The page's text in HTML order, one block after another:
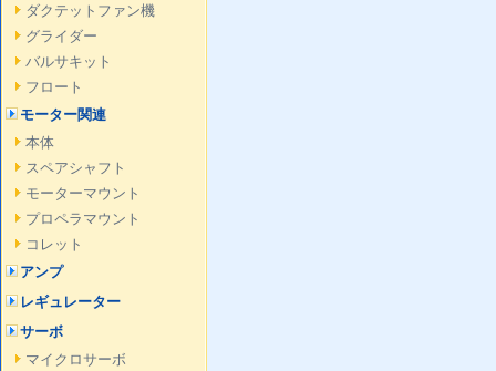
ダクテットファン機
グライダー
バルサキット
フロート
モーター関連
本体
スペアシャフト
モーターマウント
プロペラマウント
コレット
アンプ
レギュレーター
サーボ
マイクロサーボ